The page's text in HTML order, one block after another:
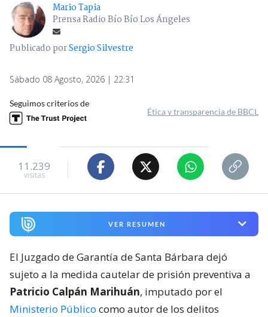
Mario Tapia
Prensa Radio Bío Bío Los Ángeles
Publicado porSergio Silvestre
Sábado 08 Agosto, 2026 | 22:31
Seguimos criterios de
Ética y transparencia de BBCL
11.239
visitas
VER RESUMEN
El Juzgado de Garantía de Santa Bárbara dejó
sujeto a la medida cautelar de prisión preventiva a
Patricio Calpán Marihuán, imputado por el
Ministerio Público como autor de los delitos